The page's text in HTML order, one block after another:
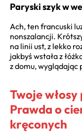
Paryski szyk w
Ach, ten francuski
nonszalancji.
na linii ust, z lekko
jakbyś wstała z
z domu, wyglądając
Twoje
Prawda o
kręconych